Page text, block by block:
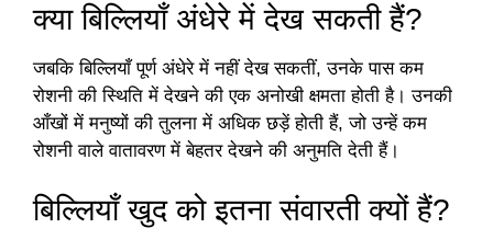
क्या बिल्लियाँ अंधेरे में देख सकती हैं?
जबकि बिल्लियाँ पूर्ण अंधेरे में नहीं देख सकतीं, उनके पास कम
रोशनी की स्थिति में देखने की एक अनोखी क्षमता होती है। उनकी
आँखों में मनुष्यों की तुलना में अधिक छड़ें होती हैं, जो उन्हें कम
रोशनी वाले वातावरण में बेहतर देखने की अनुमति देती हैं।
बिल्लियाँ खुद को इतना संवारती क्यों हैं?